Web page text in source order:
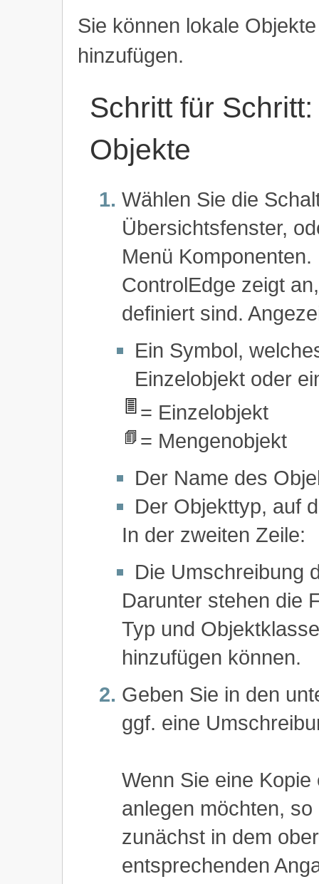
Sie können lokale
hinzufügen.
Schritt für
Objekte
Wählen Sie die
Übersichtsfenster,
Menü Komponenten.
ControlEdge zeigt
definiert sind.
Ein Symbol,
Einzelobjekt oder
= Einzelobjekt
= Mengenobjekt
Der Name des
Der Objekttyp, auf
In der zweiten Zeile:
Die Umschreibung
Darunter stehen die
Typ und
hinzufügen können.
Geben Sie in den
ggf. eine
Wenn Sie eine
anlegen möchten,
zunächst in dem
entsprechenden